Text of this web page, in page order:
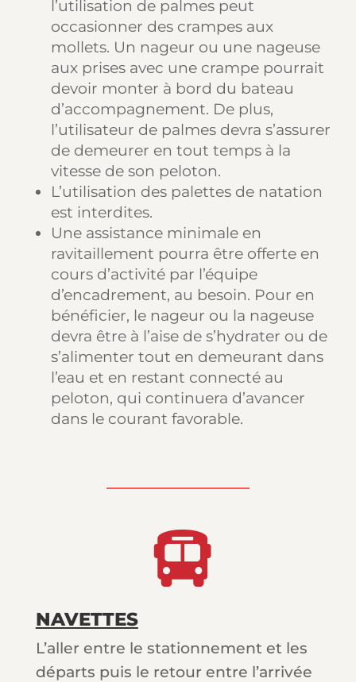
l’utilisation de palmes peut
occasionner des crampes aux
mollets. Un nageur ou une nageuse
aux prises avec une crampe pourrait
devoir monter à bord du bateau
d’accompagnement. De plus,
l’utilisateur de palmes devra s’assurer
de demeurer en tout temps à la
vitesse de son peloton.
L’utilisation des palettes de natation
est interdites.
Une assistance minimale en
ravitaillement pourra être offerte en
cours d’activité par l’équipe
d’encadrement, au besoin. Pour en
bénéficier, le nageur ou la nageuse
devra être à l’aise de s’hydrater ou de
s’alimenter tout en demeurant dans
l’eau et en restant connecté au
peloton, qui continuera d’avancer
dans le courant favorable.

NAVETTES
L’aller entre le stationnement et les
départs puis le retour entre l’arrivée